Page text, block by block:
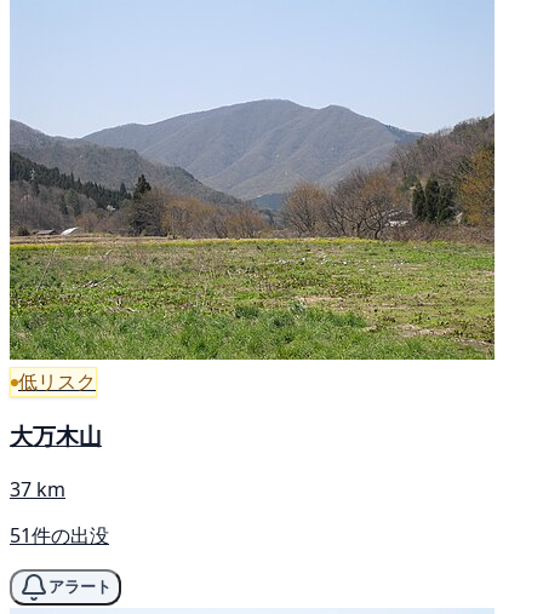
低リスク
大万木山
37 km
51件の出没
アラート